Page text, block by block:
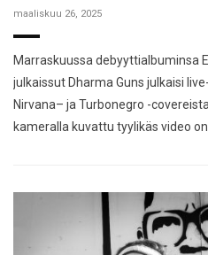
maaliskuu 26, 2025
Marraskuussa debyyttialbuminsa
julkaissut Dharma Guns julkaisi
Nirvana– ja Turbonegro -
kameralla kuvattu tyylikäs video on